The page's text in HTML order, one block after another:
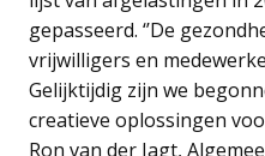
gepasseerd. ‘’De
vrijwilligers en
Gelijktijdig zijn we
creatieve oplossingen
Ron van der Jagt,